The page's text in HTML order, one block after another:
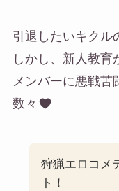
引退したいキクル
しかし、新人教
メンバーに悪戦苦
数々
狩猟エロコメ
ト！